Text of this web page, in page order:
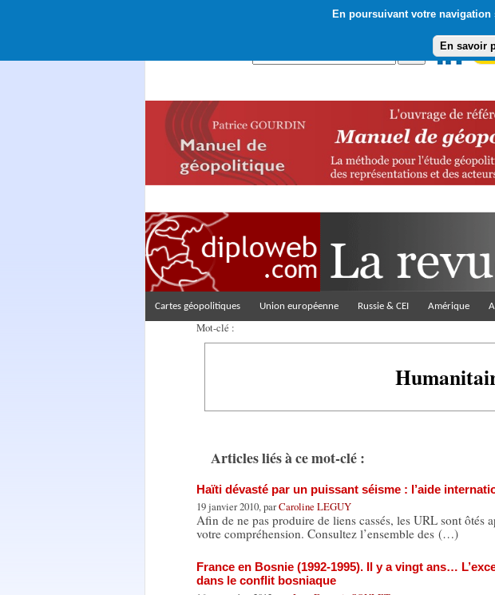
En poursuivant votre
En savoir
Cartes géopolitiques Union européenne Russie & CEI Amérique
Mot-clé :
Articles liés à ce mot-clé :
Haïti dévasté par un puissant séisme : l’aide
19 janvier 2010, parCaroline LEGUY
Afin de ne pas produire de liens cassés, les URL sont ôtés
votre compréhension. Consultez l’ensemble des (…)
France en Bosnie (1992-1995). Il y a vingt ans…
dans le conflit bosniaque